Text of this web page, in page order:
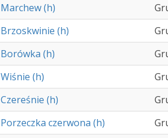
Marchew (h)
Brzoskwinie (h)
Borówka (h)
Wiśnie (h)
Czereśnie (h)
Porzeczka czerwona (h)